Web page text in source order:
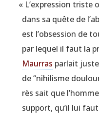
« L’expression triste
dans sa quête de
est l’obsession de
par lequel il faut la
Maur­ras par­lait
de“nihi­lisme
rès sait que
sup­port, qu’il lui